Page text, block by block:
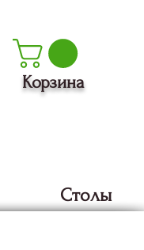
Корзина
Столы